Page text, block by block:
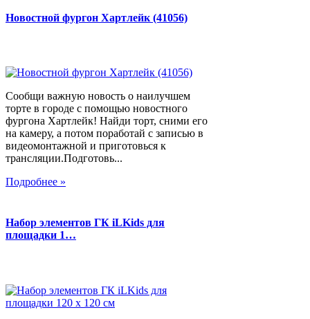
Новостной фургон Хартлейк (41056)
Сообщи важную новость о наилучшем
торте в городе с помощью новостного
фургона Хартлейк! Найди торт, сними его
на камеру, а потом поработай с записью в
видеомонтажной и приготовься к
трансляции.Подготовь...
Подробнее »
Набор элементов ГК iLKids для
площадки 1…